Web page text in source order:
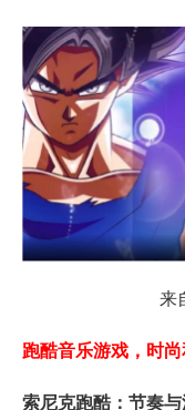
来
跑酷音乐游戏，时
索尼克跑酷：节奏